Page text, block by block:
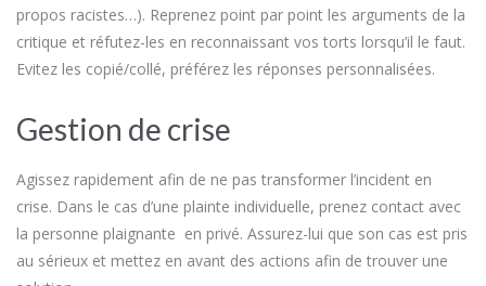
propos racistes…). Reprenez point par point les arguments de la
critique et réfutez-les en reconnaissant vos torts lorsqu’il le faut.
Evitez les copié/collé, préférez les réponses personnalisées.
Gestion de crise
Agissez rapidement afin de ne pas transformer l’incident en
crise. Dans le cas d’une plainte individuelle, prenez contact avec
la personne plaignante en privé. Assurez-lui que son cas est pris
au sérieux et mettez en avant des actions afin de trouver une